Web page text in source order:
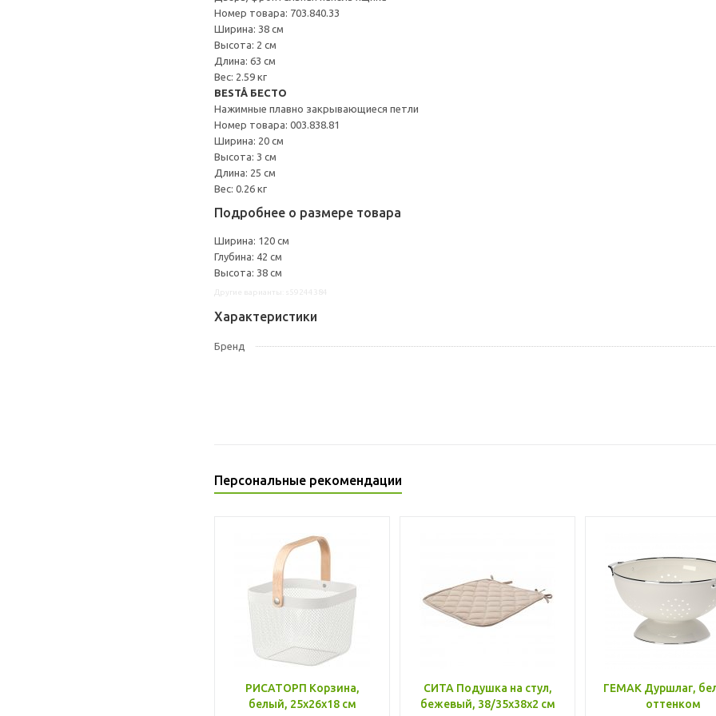
Номер товара: 703.840.33
Ширина: 38 см
Высота: 2 см
Длина: 63 см
Вес: 2.59 кг
BESTÅ БЕСТО
Нажимные плавно закрывающиеся петли
Номер товара: 003.838.81
Ширина: 20 см
Высота: 3 см
Длина: 25 см
Вес: 0.26 кг
Подробнее о размере товара
Ширина: 120 см
Глубина: 42 см
Высота: 38 см
Характеристики
Бренд
Персональные рекомендации
РИСАТОРП Корзина,
белый, 25x26x18 см
СИТА Подушка на стул,
бежевый, 38/35x38x2 см
ГЕМАК Дуршлаг,
оттенком